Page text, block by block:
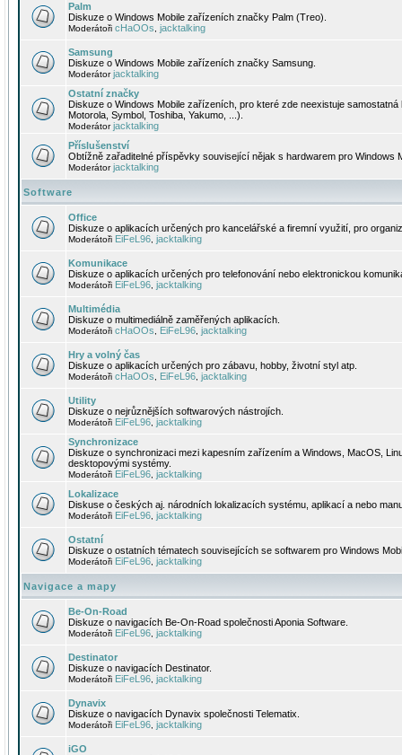
Palm
Diskuze o Windows Mobile zařízeních značky Palm (Treo).
Moderátoři cHaOOs jacktalking
Samsung
Diskuze o Windows Mobile zařízeních značky Samsung.
Moderátorjacktalking
Ostatní značky
Diskuze o Windows Mobile zařízeních, pro které zde neexistuje
Motorola, Symbol, Toshiba, Yakumo, ...).
Moderátorjacktalking
Příslušenství
Obtížně zařaditelné příspěvky související nějak s hardwarem pro Windows
Moderátorjacktalking
Software
Office
Diskuze o aplikacích určených pro kancelářské a firemní využití, pro
Moderátoři EiFeL96 jacktalking
Komunikace
Diskuze o aplikacích určených pro telefonování nebo elektronickou
Moderátoři EiFeL96 jacktalking
Multimédia
Diskuze o multimediálně zaměřených aplikacích.
Moderátoři cHaOOs EiFeL96 jacktalking
Hry a volný čas
Diskuze o aplikacích určených pro zábavu, hobby, životní styl atp.
Moderátoři cHaOOs EiFeL96 jacktalking
Utility
Diskuze o nejrůznějších softwarových nástrojích.
Moderátoři EiFeL96 jacktalking
Synchronizace
Diskuze o synchronizaci mezi kapesním zařízením a Windows, MacOS,
desktopovými systémy.
Moderátoři EiFeL96 jacktalking
Lokalizace
Diskuse o českých aj. národních lokalizacích systému, aplikací a nebo
Moderátoři EiFeL96 jacktalking
Ostatní
Diskuze o ostatních tématech souvisejících se softwarem pro Windows
Moderátoři EiFeL96 jacktalking
Navigace a mapy
Be-On-Road
Diskuze o navigacích Be-On-Road společnosti Aponia Software.
Moderátoři EiFeL96 jacktalking
Destinator
Diskuze o navigacích Destinator.
Moderátoři EiFeL96 jacktalking
Dynavix
Diskuze o navigacích Dynavix společnosti Telematix.
Moderátoři EiFeL96 jacktalking
iGO